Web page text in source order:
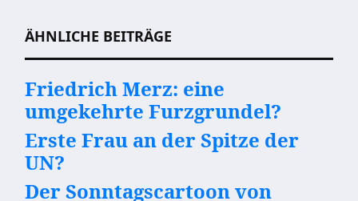
ÄHNLICHE BEITRÄGE
Friedrich Merz: eine
umgekehrte Furzgrundel?
Erste Frau an der Spitze der
UN?
Der Sonntagscartoon von